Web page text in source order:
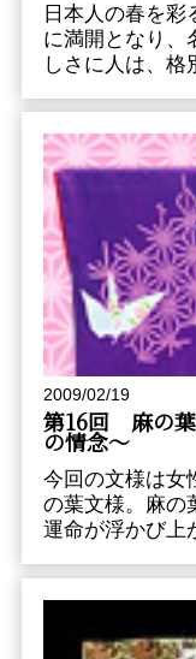
日本人の春を彩
に満開となり、
しさに人は、格
2009/02/19
第16回 麻の葉
の情念〜
今回の文様は女
の葉文様。麻の
運命が浮かび上